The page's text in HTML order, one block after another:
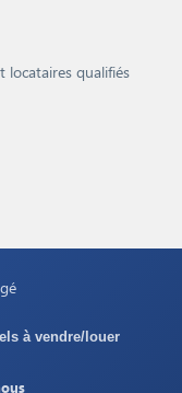
locataires qualifiés
à vendre/louer